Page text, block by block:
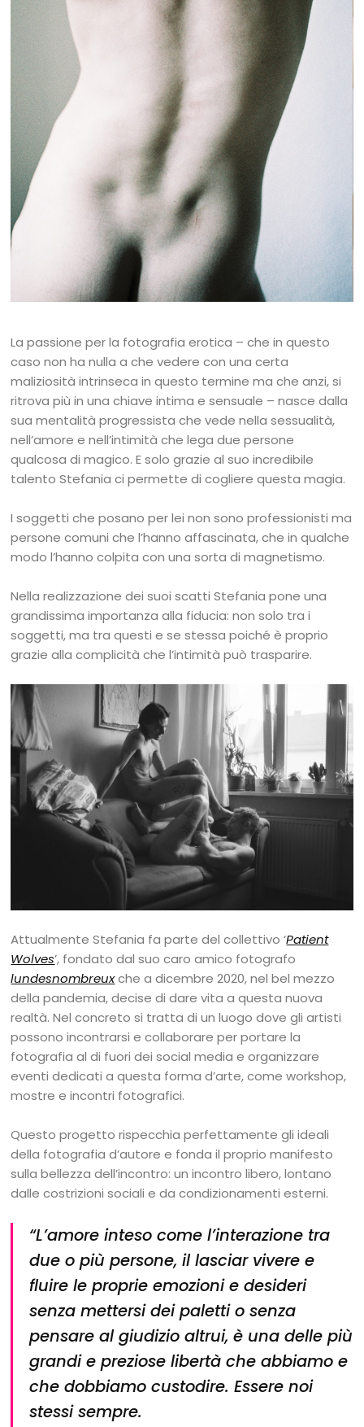
La passione per la fotografia erotica – che in questo
caso non ha nulla a che vedere con una certa
maliziosità intrinseca in questo termine ma che anzi, si
ritrova più in una chiave intima e sensuale – nasce dalla
sua mentalità progressista che vede nella sessualità,
nell’amore e nell’intimità che lega due persone
qualcosa di magico. E solo grazie al suo incredibile
talento Stefania ci permette di cogliere questa magia.
I soggetti che posano per lei non sono professionisti ma
persone comuni che l’hanno affascinata, che in qualche
modo l’hanno colpita con una sorta di magnetismo.
Nella realizzazione dei suoi scatti Stefania pone una
grandissima importanza alla fiducia: non solo tra i
soggetti, ma tra questi e se stessa poiché è proprio
grazie alla complicità che l’intimità può trasparire.
Attualmente Stefania fa parte del collettivo ‘Patient
Wolves’, fondato dal suo caro amico fotografo
lundesnombreuxche a dicembre 2020, nel bel mezzo
della pandemia, decise di dare vita a questa nuova
realtà. Nel concreto si tratta di un luogo dove gli artisti
possono incontrarsi e collaborare per portare la
fotografia al di fuori dei social media e organizzare
eventi dedicati a questa forma d’arte, come workshop,
mostre e incontri fotografici.
Questo progetto rispecchia perfettamente gli ideali
della fotografia d’autore e fonda il proprio manifesto
sulla bellezza dell’incontro: un incontro libero, lontano
dalle costrizioni sociali e da condizionamenti esterni.
“L’amore inteso come l’interazione tra
due o più persone, il lasciar vivere e
fluire le proprie emozioni e desideri
senza mettersi dei paletti o senza
pensare al giudizio altrui, è una delle più
grandi e preziose libertà che abbiamo e
che dobbiamo custodire. Essere noi
stessi sempre.